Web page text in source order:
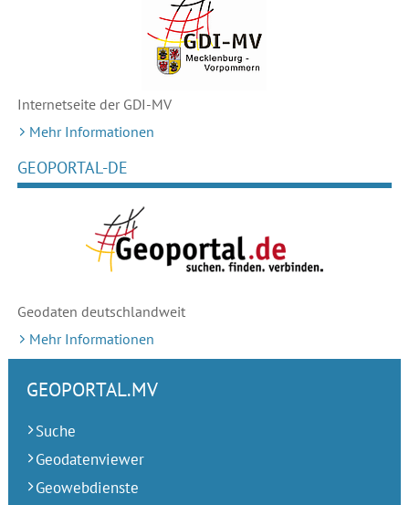
Internetseite der GDI-MV
Mehr Informationen
GEOPORTAL-DE
Geodaten deutschlandweit
Mehr Informationen
GEOPORTAL.MV
Suche
Geodatenviewer
Geowebdienste